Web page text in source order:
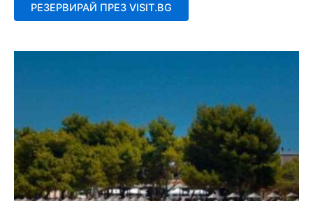
РЕЗЕРВИРАЙ ПРЕЗ VISIT.BG